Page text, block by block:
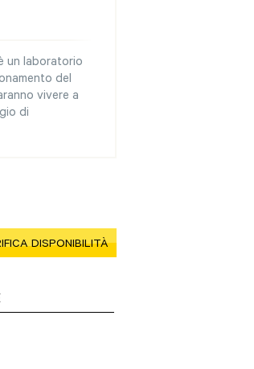
un laboratorio
del
vivere a
di
DISPONIBILITÀ